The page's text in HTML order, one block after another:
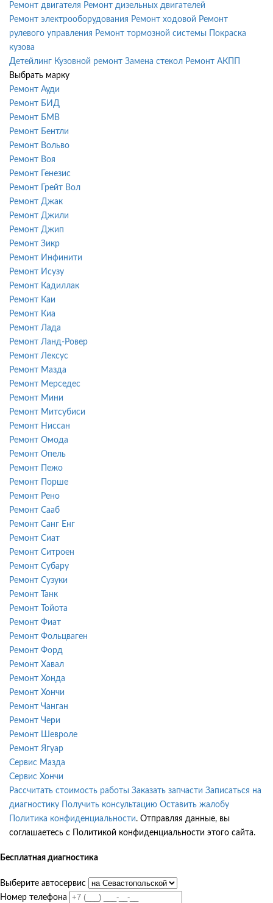
Ремонт двигателя Ремонт дизельных двигателей
Ремонт электрооборудования Ремонт ходовой Ремонт
рулевого управления Ремонт тормозной системы
Покраска
кузова
Детейлинг Кузовной ремонт Замена стекол Ремонт АКПП
Выбрать марку
Ремонт Ауди
Ремонт БИД
Ремонт БМВ
Ремонт Бентли
Ремонт Вольво
Ремонт Воя
Ремонт Генезис
Ремонт Грейт Вол
Ремонт Джак
Ремонт Джили
Ремонт Джип
Ремонт Зикр
Ремонт Инфинити
Ремонт Исузу
Ремонт Кадиллак
Ремонт Каи
Ремонт Киа
Ремонт Лада
Ремонт Ланд-Ровер
Ремонт Лексус
Ремонт Мазда
Ремонт Мерседес
Ремонт Мини
Ремонт Митсубиси
Ремонт Ниссан
Ремонт Омода
Ремонт Опель
Ремонт Пежо
Ремонт Порше
Ремонт Рено
Ремонт Сааб
Ремонт Санг Енг
Ремонт Сиат
Ремонт Ситроен
Ремонт Субару
Ремонт Сузуки
Ремонт Танк
Ремонт Тойота
Ремонт Фиат
Ремонт Фольцваген
Ремонт Форд
Ремонт Хавал
Ремонт Хонда
Ремонт Хончи
Ремонт Чанган
Ремонт Чери
Ремонт Шевроле
Ремонт Ягуар
Сервис Мазда
Сервис Хончи
Рассчитать стоимость работы Заказать запчасти Записаться на
диагностику
Получить консультацию Оставить жалобу
Политика конфиденциальности. Отправляя данные, вы
соглашаетесь с Политикой конфиденциальности этого сайта.
Бесплатная диагностика
Выберите автосервис
Номер телефона